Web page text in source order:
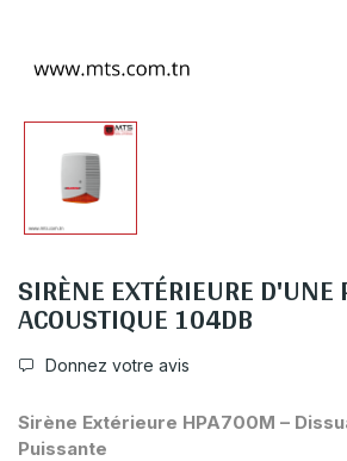
SIRÈNE EXTÉRIEURE
ACOUSTIQUE 104DB
Donnez votre avis
Sirène Extérieure HPA700M –
Puissante